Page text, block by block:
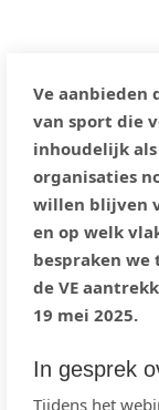
Ve aanbieden
van sport die
inhoudelijk
organisaties
willen blijven
en op welk
bespraken we
de VE
19 mei 2025.
In gesprek
Tijdens het